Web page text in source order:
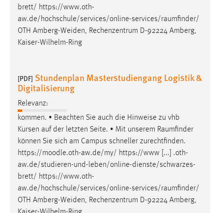
brett/ https://www.oth-
aw.de/hochschule/services/online-services/raumfinder/
OTH Amberg-Weiden, Rechenzentrum D-92224 Amberg,
Kaiser-Wilhelm-Ring
[PDF] Stundenplan Masterstudiengang Logistik &
Digitalisierung
Relevanz:
kommen. • Beachten Sie auch die Hinweise zu vhb
Kursen auf der letzten Seite. • Mit unserem Raumfinder
können Sie sich am Campus schneller zurechtfinden.
https://moodle.oth-aw.de/my/ https://www [...] .oth-
aw.de/studieren-und-leben/online-dienste/schwarzes-
brett/ https://www.oth-
aw.de/hochschule/services/online-services/raumfinder/
OTH Amberg-Weiden, Rechenzentrum D-92224 Amberg,